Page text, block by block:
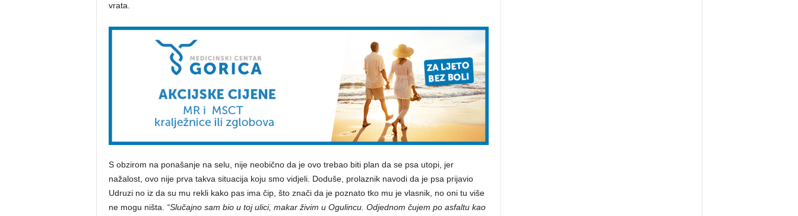
vrata.
S obzirom na ponašanje na selu, nije neobično da je ovo trebao biti plan da se psa utopi, jer
nažalost, ovo nije prva takva situacija koju smo vidjeli. Doduše, prolaznik navodi da je psa prijavio
Udruzi no iz da su mu rekli kako pas ima čip, što znači da je poznato tko mu je vlasnik, no oni tu više
ne mogu ništa. “Slučajno sam bio u toj ulici, makar živim u Ogulincu. Odjednom čujem po asfaltu kao